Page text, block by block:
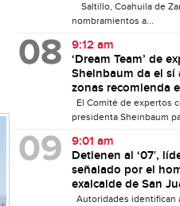
Saltillo, Coahuila de
nombramientos a...
9:12 am
‘Dream Team’ de
Sheinbaum da el sí
zonas recomienda
El Comité de expertos
presidenta Sheinbaum
9:01 am
Detienen al ‘07′,
señalado por el
exalcalde de San
Autoridades identifican